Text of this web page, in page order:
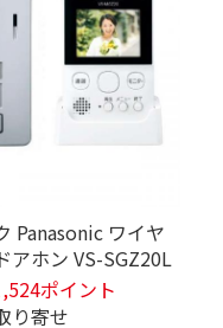
Panasonic ワイヤ
アホン VS-SGZ20L
ポイント
り寄せ